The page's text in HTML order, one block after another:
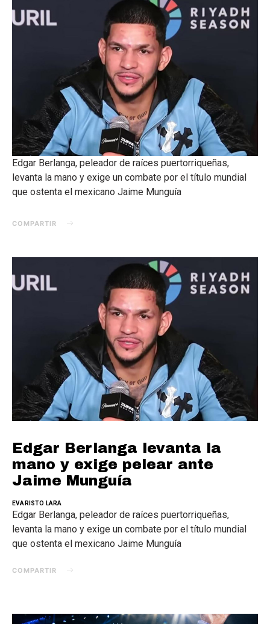
Edgar Berlanga, peleador de raíces puertorriqueñas,
levanta la mano y exige un combate por el título mundial
que ostenta el mexicano Jaime Munguía
COMPARTIR
Edgar Berlanga levanta la
mano y exige pelear ante
Jaime Munguía
EVARISTO LARA
Edgar Berlanga, peleador de raíces puertorriqueñas,
levanta la mano y exige un combate por el título mundial
que ostenta el mexicano Jaime Munguía
COMPARTIR